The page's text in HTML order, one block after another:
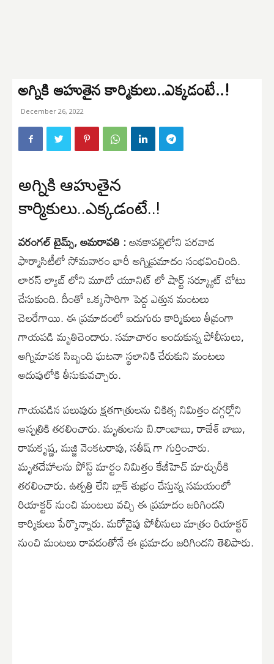
అగ్నికి ఆహుతైన కార్మికులు..ఎక్కడంటే..!
December 26, 2022
అగ్నికి ఆహుతైన
కార్మికులు..ఎక్కడంటే..!
వరంగల్ టైమ్స్, అమరావతి :అనకాపల్లిలోని పరవాడ
ఫార్మాసిటీలో సోమవారం భారీ అగ్నిప్రమాదం సంభవించింది.
లారస్ ల్యాబ్ లోని మూడో యూనిట్ లో షార్ట్ సర్క్యూట్ చోటు
చేసుకుంది. దీంతో ఒక్కసారిగా పెద్ద ఎత్తున మంటలు
చెలరేగాయి. ఈ ప్రమాదంలో ఐదుగురు కార్మికులు తీవ్రంగా
గాయపడి మృతిచెందారు. సమాచారం అందుకున్న పోలీసులు,
అగ్నిమాపక సిబ్బంది ఘటనా స్థలానికి చేరుకుని మంటలు
అదుపులోకి తీసుకువచ్చారు.
గాయపడిన పలువురు క్షతగాత్రులను చికిత్స నిమిత్తం దగ్గర్లోని
ఆస్పత్రికి తరలించారు. మృతులను బి.రాంబాబు, రాజేశ్ బాబు,
రామకృష్ణ, మజ్జి వెంకటరావు, సతీష్ గా గుర్తించారు.
మృతదేహాలను పోస్ట్ మార్టం నిమిత్తం కేజీహెచ్ మార్చురీకి
తరలించారు. ఉత్పత్తి లేని బ్లాక్ శుభ్రం చేస్తున్న సమయంలో
రియాక్టర్ నుంచి మంటలు వచ్చి ఈ ప్రమాదం జరిగిందని
కార్మికులు పేర్కొన్నారు. మరోవైపు పోలీసులు మాత్రం రియాక్టర్
నుంచి మంటలు రావడంతోనే ఈ ప్రమాదం జరిగిందని తెలిపారు.